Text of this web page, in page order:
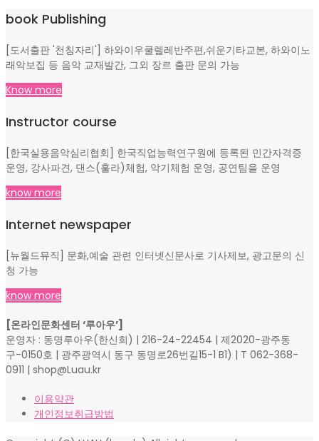
book Publishing
[도서출판 '천칭자리'] 하와이우쿨렐레반주편,쉬운기타교본, 하와이노
래악보집 등 음악 교재발간, 그외 장르 출판 문의 가능
Know more
Instructor course
[한국실용음악심리협회] 한국직업능력연구원에 등록된 민간자격증
운영, 강사파견, 댄스(훌라)체험, 악기체험 운영, 공연팀을 운영
know more
Internet newspaper
[뉴월드뮤직] 문화,예술 관련 인터넷신문사로 기사제보, 광고문의 신
청 가능
know more
[온라인문화센터 ‘루아우’]
운영자 : 동명루아우(한신희) | 216-24-22454 | 제2020-광주동
구-0150호 | 광주광역시 동구 동명로26번길15-1 B1) | T 062-368-
0911 | shop@Luau.kr
이용약관
개인정보취급방법